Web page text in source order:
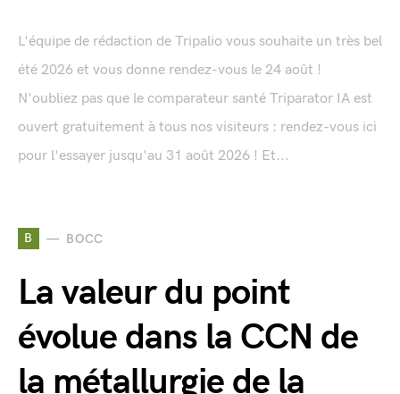
L'équipe de rédaction de Tripalio vous souhaite un très bel
été 2026 et vous donne rendez-vous le 24 août !
N'oubliez pas que le comparateur santé Triparator IA est
ouvert gratuitement à tous nos visiteurs : rendez-vous ici
pour l'essayer jusqu'au 31 août 2026 ! Et...
B BOCC
La valeur du point
évolue dans la CCN de
la métallurgie de la